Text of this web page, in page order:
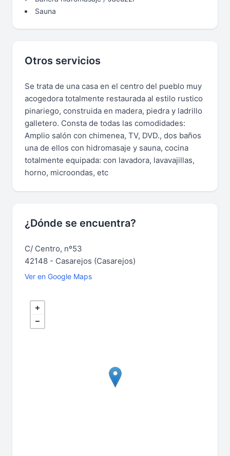
Sauna
Otros servicios
Se trata de una casa en el centro del pueblo muy
acogedora totalmente restaurada al estilo rustico
pinariego, construida en madera, piedra y ladrillo
galletero. Consta de todas las comodidades:
Amplio salón con chimenea, TV, DVD., dos baños
una de ellos con hidromasaje y sauna, cocina
totalmente equipada: con lavadora, lavavajillas,
horno, microondas, etc
¿Dónde se encuentra?
C/ Centro, nº53
42148 - Casarejos (Casarejos)
Ver en Google Maps